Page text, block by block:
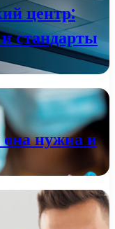
центр:
стандарты
нужна и